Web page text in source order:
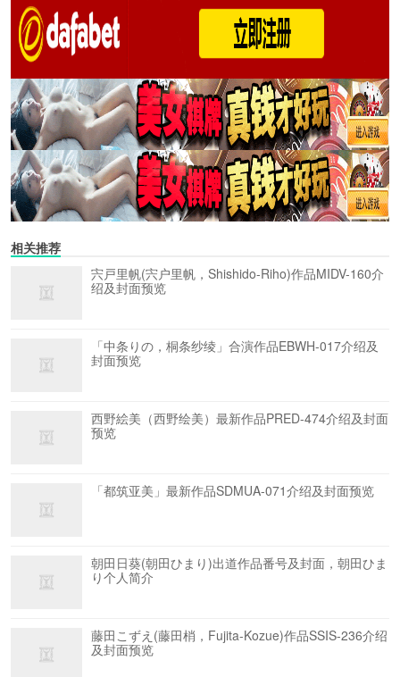
相关推荐
宍戸里帆(宍户里帆，Shishido-Riho)作品MIDV-160介
绍及封面预览
「中条りの，桐条纱绫」合演作品EBWH-017介绍及
封面预览
西野絵美（西野绘美）最新作品PRED-474介绍及封面
预览
「都筑亚美」最新作品SDMUA-071介绍及封面预览
朝田日葵(朝田ひまり)出道作品番号及封面，朝田ひま
り个人简介
藤田こずえ(藤田梢，Fujita-Kozue)作品SSIS-236介绍
及封面预览